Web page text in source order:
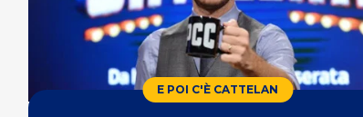
E POI C'È CATTELAN